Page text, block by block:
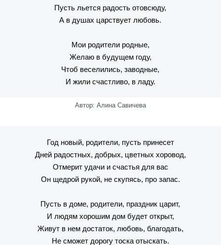
Пусть льется радость отовсюду,
А в душах царствует любовь.
Мои родители родные,
Желаю в будущем году,
Чтоб веселились, заводные,
И жили счастливо, в ладу.
Автор: Алина Савичева
Год новый, родители, пусть принесет
Дней радостных, добрых, цветных хоровод,
Отмерит удачи и счастья для вас
Он щедрой рукой, не скупясь, про запас.
Пусть в доме, родители, праздник царит,
И людям хорошим дом будет открыт,
Живут в нем достаток, любовь, благодать,
Не сможет дорогу тоска отыскать.